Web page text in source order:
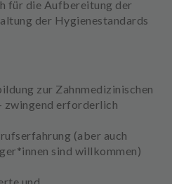
für die Aufbereitung der
der Hygienestandards
zur Zahnmedizinischen
zwingend erforderlich
(aber auch
sind willkommen)